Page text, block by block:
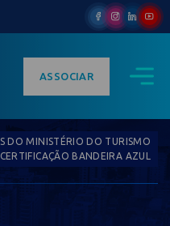
ASSOCIAR
DO MINISTÉRIO DO TURISMO
BANDEIRA AZUL